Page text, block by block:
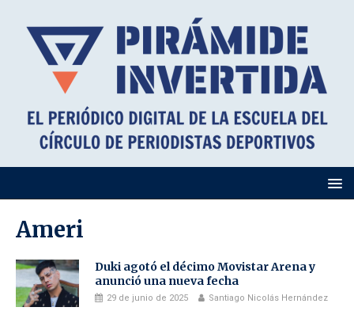
Ameri
Duki agotó el décimo Movistar Arena y
anunció una nueva fecha
29 de junio de 2025 Santiago Nicolás Hernández